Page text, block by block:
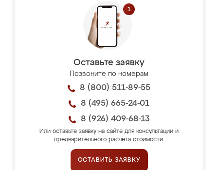
Оставьте заявку
Позвоните по номерам
8 (800) 511-89-55
8 (495) 665-24-01
8 (926) 409-68-13
Или оставьте заявку на сайте для консультации и
предварительного расчёта стоимости.
ОСТАВИТЬ ЗАЯВКУ